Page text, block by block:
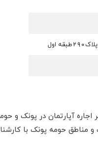
اول
غرب تهران در مناطق ۲و۵ با سالها تجربه
حومه پونک با